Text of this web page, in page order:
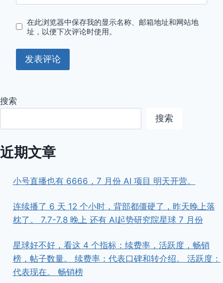
在此浏览器中保存我的显示名称、邮箱地址和网站地
址，以便下次评论时使用。
搜索
搜索
近期文章
小号直播也有 6666，7 月份 AI 项目 明天开营。
连续播了 6 天 12 个小时，背部都僵硬了，昨天晚上落
枕了。 7.7-7.8 晚上 还有 AI起势研究院星球 7 月份
星球好不好，看这 4 个指标：续费率，活跃度，畅销
榜，帖子数量。 续费率：代表口碑和转介绍。 活跃度：
代表现在。 畅销榜